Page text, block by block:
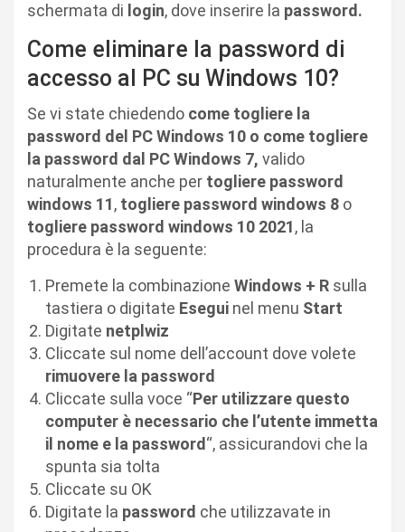
schermata di login, dove inserire la password.
Come eliminare la password di
accesso al PC su Windows 10?
Se vi state chiedendo come togliere la
password del PC Windows 10 o come togliere
la password dal PC Windows 7, valido
naturalmente anche per togliere password
windows 11, togliere password windows 8 o
togliere password windows 10 2021, la
procedura è la seguente:
Premete la combinazione Windows + R sulla
tastiera o digitate Esegui nel menu Start
Digitate netplwiz
Cliccate sul nome dell’account dove volete
rimuovere la password
Cliccate sulla voce “Per utilizzare questo
computer è necessario che l’utente immetta
il nome e la password“, assicurandovi che la
spunta sia tolta
Cliccate su OK
Digitate la password che utilizzavate in